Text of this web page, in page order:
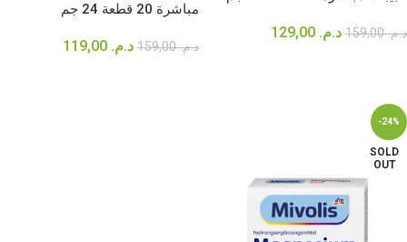
د.م.159,00 د.م.
مباشرة 20 قطعة 24 جم
د.م.159,00 د.م.
-24%
SOLD
OUT